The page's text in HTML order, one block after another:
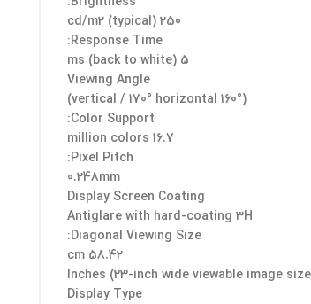
250 cd/m2 (typical)
Response Time:
5 ms (back to white)
Viewing Angle
(160° vertical / 170° horizontal)
Color Support:
16.7 million colors
Pixel Pitch:
0.248mm
Display Screen Coating
Antiglare with hard-coating 3H
Diagonal Viewing Size:
58.42 cm
Display Type